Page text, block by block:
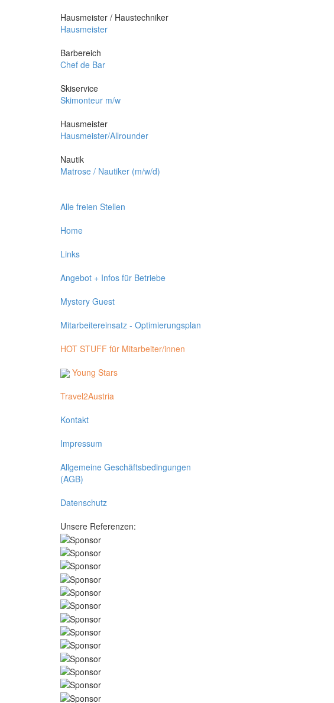
Hausmeister / Haustechniker
Hausmeister
Barbereich
Chef de Bar
Skiservice
Skimonteur m/w
Hausmeister
Hausmeister/Allrounder
Nautik
Matrose / Nautiker (m/w/d)
Alle freien Stellen
Home
Links
Angebot + Infos für Betriebe
Mystery Guest
Mitarbeitereinsatz - Optimierungsplan
HOT STUFF für Mitarbeiter/innen
Young Stars
Travel2Austria
Kontakt
Impressum
Allgemeine Geschäftsbedingungen
(AGB)
Datenschutz
Unsere Referenzen: